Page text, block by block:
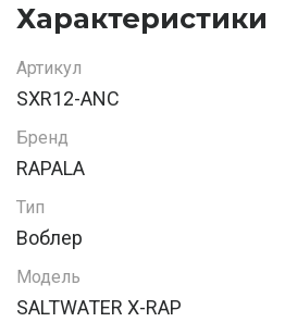
Характеристики
Артикул
SXR12-ANC
Бренд
RAPALA
Тип
Воблер
Модель
SALTWATER X-RAP